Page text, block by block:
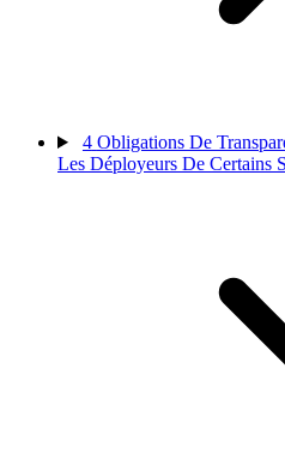
4 Obligations De
Les Déployeurs De Certains